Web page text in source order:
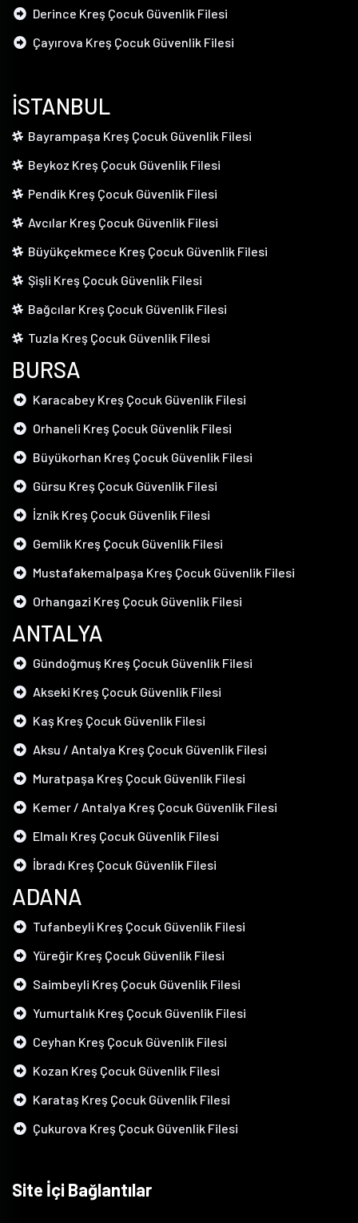
Derince Kreş Çocuk Güvenlik Filesi
Çayırova Kreş Çocuk Güvenlik Filesi
İSTANBUL
Bayrampaşa Kreş Çocuk Güvenlik Filesi
Beykoz Kreş Çocuk Güvenlik Filesi
Pendik Kreş Çocuk Güvenlik Filesi
Avcılar Kreş Çocuk Güvenlik Filesi
Büyükçekmece Kreş Çocuk Güvenlik Filesi
Şişli Kreş Çocuk Güvenlik Filesi
Bağcılar Kreş Çocuk Güvenlik Filesi
Tuzla Kreş Çocuk Güvenlik Filesi
BURSA
Karacabey Kreş Çocuk Güvenlik Filesi
Orhaneli Kreş Çocuk Güvenlik Filesi
Büyükorhan Kreş Çocuk Güvenlik Filesi
Gürsu Kreş Çocuk Güvenlik Filesi
İznik Kreş Çocuk Güvenlik Filesi
Gemlik Kreş Çocuk Güvenlik Filesi
Mustafakemalpaşa Kreş Çocuk Güvenlik Filesi
Orhangazi Kreş Çocuk Güvenlik Filesi
ANTALYA
Gündoğmuş Kreş Çocuk Güvenlik Filesi
Akseki Kreş Çocuk Güvenlik Filesi
Kaş Kreş Çocuk Güvenlik Filesi
Aksu / Antalya Kreş Çocuk Güvenlik Filesi
Muratpaşa Kreş Çocuk Güvenlik Filesi
Kemer / Antalya Kreş Çocuk Güvenlik Filesi
Elmalı Kreş Çocuk Güvenlik Filesi
İbradı Kreş Çocuk Güvenlik Filesi
ADANA
Tufanbeyli Kreş Çocuk Güvenlik Filesi
Yüreğir Kreş Çocuk Güvenlik Filesi
Saimbeyli Kreş Çocuk Güvenlik Filesi
Yumurtalık Kreş Çocuk Güvenlik Filesi
Ceyhan Kreş Çocuk Güvenlik Filesi
Kozan Kreş Çocuk Güvenlik Filesi
Karataş Kreş Çocuk Güvenlik Filesi
Çukurova Kreş Çocuk Güvenlik Filesi
Site İçi Bağlantılar